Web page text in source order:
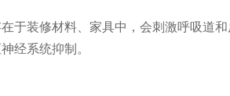
装修材料、家具中，会刺激呼吸道和
经系统抑制。